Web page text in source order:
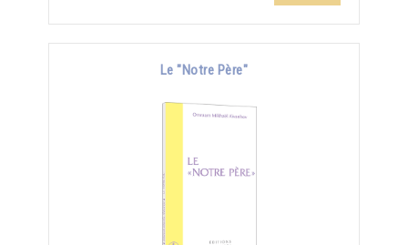
Le "Notre Père"